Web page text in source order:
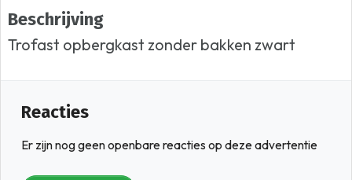
Beschrijving
Trofast opbergkast zonder bakken zwart
Reacties
Er zijn nog geen openbare reacties op deze advertentie